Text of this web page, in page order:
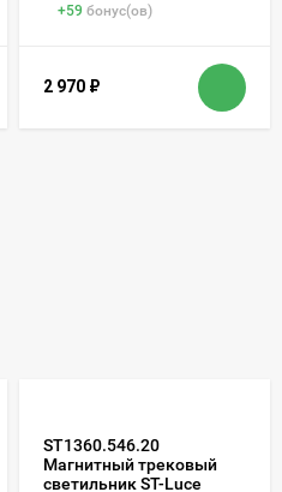
+59 бонус(ов)
2 970 ₽
ST1360.546.20
Магнитный трековый
светильник ST-Luce